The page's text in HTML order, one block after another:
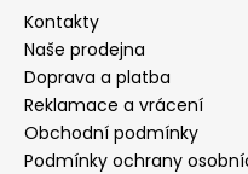
Kontakty
Naše prodejna
Doprava a platba
Reklamace a vrácení
Obchodní podmínky
Podmínky ochrany